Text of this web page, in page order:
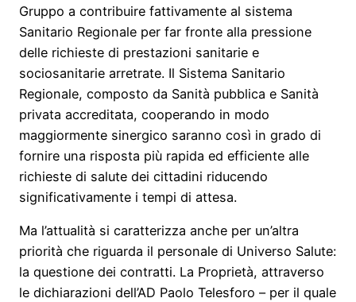
Gruppo a contribuire fattivamente al sistema
Sanitario Regionale per far fronte alla pressione
delle richieste di prestazioni sanitarie e
sociosanitarie arretrate. Il Sistema Sanitario
Regionale, composto da Sanità pubblica e Sanità
privata accreditata, cooperando in modo
maggiormente sinergico saranno così in grado di
fornire una risposta più rapida ed efficiente alle
richieste di salute dei cittadini riducendo
significativamente i tempi di attesa.
Ma l’attualità si caratterizza anche per un’altra
priorità che riguarda il personale di Universo Salute:
la questione dei contratti. La Proprietà, attraverso
le dichiarazioni dell’AD Paolo Telesforo – per il quale